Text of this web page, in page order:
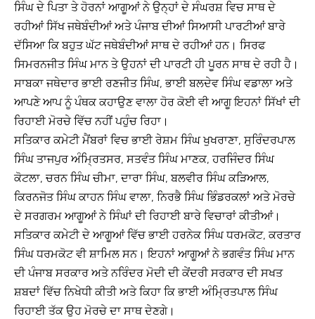
ਸਿੰਘ ਦੇ ਪਿਤਾ ਤੇ ਹੋਰਨਾਂ ਆਗੂਆਂ ਨੇ ਉਨ੍ਹਾਂ ਦੇ ਸੰਘਰਸ਼ ਵਿਚ ਸਾਥ ਦੇ
ਰਹੀਆਂ ਸਿੱਖ ਜਥੇਬੰਦੀਆਂ ਅਤੇ ਪੰਜਾਬ ਦੀਆਂ ਸਿਆਸੀ ਪਾਰਟੀਆਂ ਬਾਰੇ
ਦੱਸਿਆ ਕਿ ਬਹੁਤ ਘੱਟ ਜਥੇਬੰਦੀਆਂ ਸਾਥ ਦੇ ਰਹੀਆਂ ਹਨ। ਸਿਰਫ
ਸਿਮਰਨਜੀਤ ਸਿੰਘ ਮਾਨ ਤੇ ਉਹਨਾਂ ਦੀ ਪਾਰਟੀ ਹੀ ਪੂਰਨ ਸਾਥ ਦੇ ਰਹੀ ਹੈ।
ਸਾਬਕਾ ਜਥੇਦਾਰ ਭਾਈ ਰਣਜੀਤ ਸਿੰਘ, ਭਾਈ ਬਲਦੇਵ ਸਿੰਘ ਵਡਾਲਾ ਅਤੇ
ਆਪਣੇ ਆਪ ਨੂੰ ਪੰਥਕ ਕਹਾਉਣ ਵਾਲਾ ਹੋਰ ਕੋਈ ਵੀ ਆਗੂ ਇਹਨਾਂ ਸਿੱਖਾਂ ਦੀ
ਰਿਹਾਈ ਮੋਰਚੇ ਵਿੱਚ ਨਹੀਂ ਪਹੁੰਚ ਰਿਹਾ।
ਸਤਿਕਾਰ ਕਮੇਟੀ ਮੈਂਬਰਾਂ ਵਿਚ ਭਾਈ ਰੇਸ਼ਮ ਸਿੰਘ ਖੁਖਰਾਣਾ, ਸੁਰਿੰਦਰਪਾਲ
ਸਿੰਘ ਤਾਜਪੁਰ ਅੰਮ੍ਰਿਤਸਰ, ਸਤਵੰਤ ਸਿੰਘ ਮਾਣਕ, ਹਰਜਿੰਦਰ ਸਿੰਘ
ਕੋਟਲਾ, ਚਰਨ ਸਿੰਘ ਚੀਮਾ, ਦਾਰਾ ਸਿੰਘ, ਬਲਵੀਰ ਸਿੰਘ ਕੜਿਆਲ,
ਕਿਰਨਜੋਤ ਸਿੰਘ ਕਾਹਨ ਸਿੰਘ ਵਾਲਾ, ਨਿਰਭੈ ਸਿੰਘ ਭਿੰਡਰਕਲਾਂ ਅਤੇ ਮੋਰਚੇ
ਦੇ ਸਰਗਰਮ ਆਗੂਆਂ ਨੇ ਸਿੰਘਾਂ ਦੀ ਰਿਹਾਈ ਬਾਰੇ ਵਿਚਾਰਾਂ ਕੀਤੀਆਂ।
ਸਤਿਕਾਰ ਕਮੇਟੀ ਦੇ ਆਗੂਆਂ ਵਿੱਚ ਭਾਈ ਹਰਨੇਕ ਸਿੰਘ ਧਰਮਕੋਟ, ਕਰਤਾਰ
ਸਿੰਘ ਧਰਮਕੋਟ ਵੀ ਸ਼ਾਮਿਲ ਸਨ। ਇਹਨਾਂ ਆਗੂਆਂ ਨੇ ਭਗਵੰਤ ਸਿੰਘ ਮਾਨ
ਦੀ ਪੰਜਾਬ ਸਰਕਾਰ ਅਤੇ ਨਰਿੰਦਰ ਮੋਦੀ ਦੀ ਕੇਂਦਰੀ ਸਰਕਾਰ ਦੀ ਸਖਤ
ਸ਼ਬਦਾਂ ਵਿੱਚ ਨਿਖੇਧੀ ਕੀਤੀ ਅਤੇ ਕਿਹਾ ਕਿ ਭਾਈ ਅੰਮ੍ਰਿਤਪਾਲ ਸਿੰਘ
ਰਿਹਾਈ ਤੱਕ ਉਹ ਮੋਰਚੇ ਦਾ ਸਾਥ ਦੇਣਗੇ।